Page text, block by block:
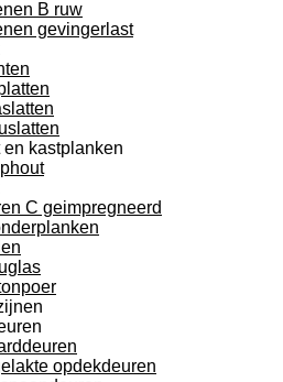
B ruw
gevingerlast
en kastplanken
C geimpregneerd
opdekdeuren